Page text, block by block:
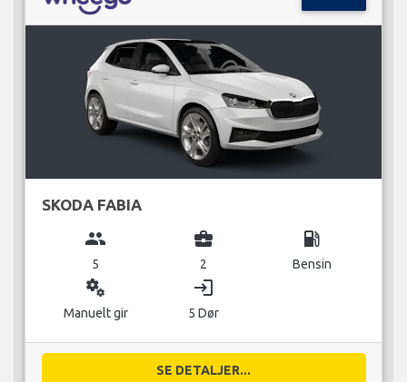
SKODA FABIA
group
5
business_center
2
local_gas_station
Bensin
miscellaneous_services
Manuelt gir
login
5 Dør
SE DETALJER...